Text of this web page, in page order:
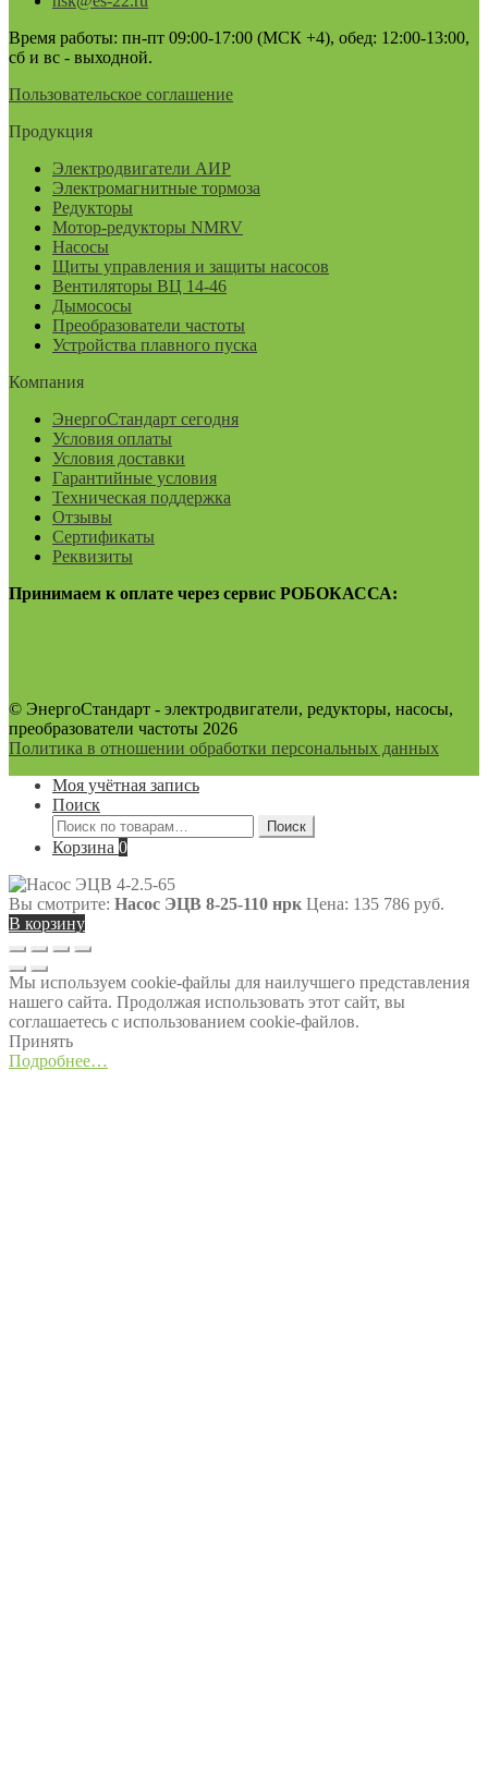
Время работы: пн-пт 09:00-17:00 (МСК +4), обед: 12:00-13:00,
сб и вс - выходной.
Пользовательское соглашение
Продукция
Электродвигатели АИР
Электромагнитные тормоза
Редукторы
Мотор-редукторы NMRV
Насосы
Щиты управления и защиты насосов
Вентиляторы ВЦ 14-46
Дымососы
Преобразователи частоты
Устройства плавного пуска
Компания
ЭнергоСтандарт сегодня
Условия оплаты
Условия доставки
Гарантийные условия
Техническая поддержка
Отзывы
Сертификаты
Реквизиты
Принимаем к оплате через сервис РОБОКАССА:
© ЭнергоСтандарт - электродвигатели, редукторы, насосы,
преобразователи частоты 2026
Политика в отношении обработки персональных данных
Моя учётная запись
Поиск
Искать:
Поиск
Корзина 0
Вы смотрите: Насос ЭЦВ 8-25-110 нрк Цена: 135 786 руб.
В корзину
Мы используем cookie-файлы для наилучшего представления
нашего сайта. Продолжая использовать этот сайт, вы
соглашаетесь с использованием cookie-файлов.
Принять
Подробнее…